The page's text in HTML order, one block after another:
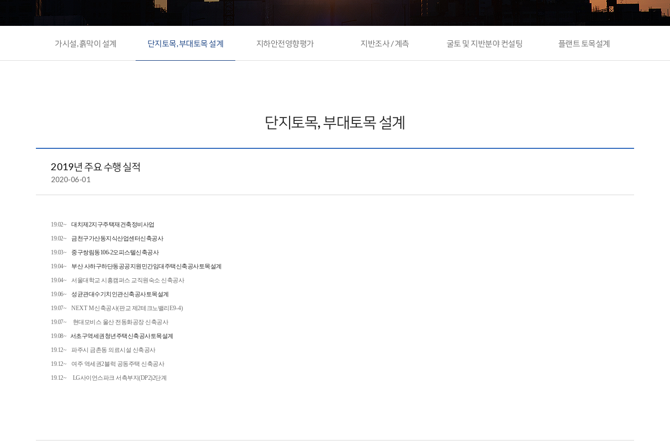
가시설, 흙막이 설계 단지토목, 부대토목 설계 지하안전영향평가 지반조사 / 계측 굴토 및 지반분야 컨설팅 플랜트 토목설계
단지토목, 부대토목 설계
2019년 주요 수행 실적
2020-06-01
19.02~ 대치 제 2지구주택재건축정비사업
19.02~ 금천구가산동지식산업센터신축공사
19.03~ 중구쌍림동106-2오피스텔신축공사
19.04~ 부산 사하구하단동공공지원 민간임대주택신축공사토목설계
19.04~ 서울대학교 시흥캠퍼스 교직원숙소 신축공사
19.06~ 성균관대수기치인관신축공사토목설계
19.07~ NEXT M신축공사(판교 제 2테크노밸리 E9-4)
19.07~ 현대모비스 울산 전동화공장 신축공사
19.08~ 서초구역세권 청년주택신축공사토목설계
19.12~ 파주시 금촌동 의료시설 신축공사
19.12~ 여주 역세권2블럭 공동주택 신축공사
19.12~ LG사이언스파크 서측부지(DP2)2단계